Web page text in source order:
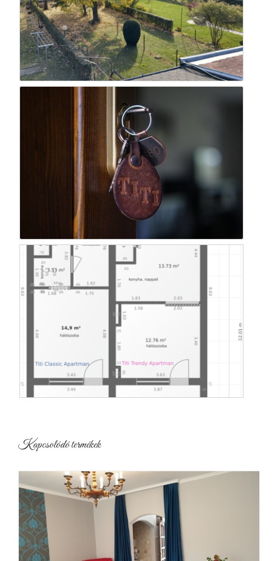
Kapcsolódó termékek